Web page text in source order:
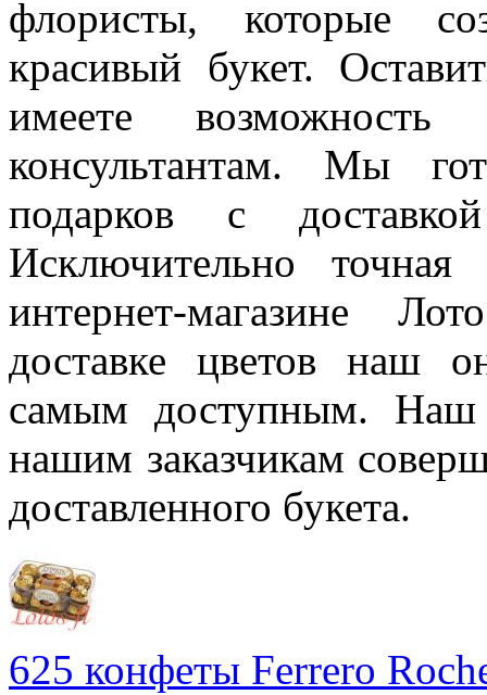
флористы, которые
красивый букет.
имеете
консультантам. Мы
подарков с
Исключительно
интернет-магазине
доставке цветов наш
самым доступным. Наш
нашим заказчикам
доставленного букета.
625 конфеты Ferrero